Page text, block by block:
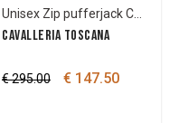
CAVALLERIA TOSCANA
€ 295.00 € 147.50